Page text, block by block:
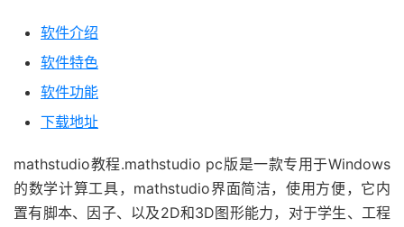
软件介绍
软件特色
软件功能
下载地址
mathstudio教程.mathstudio pc版是一款专用于Windows
的数学计算工具，mathstudio界面简洁，使用方便，它内
置有脚本、因子、以及2D和3D图形能力，对于学生、工程